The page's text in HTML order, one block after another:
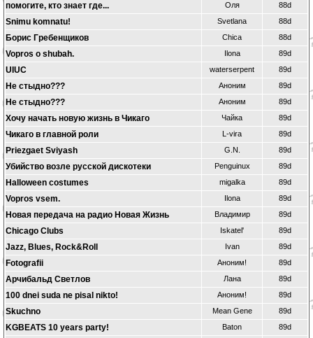
помогите, кто знает где... Оля 88d
Snimu komnatu! Svetlana 88d
Борис Гребенщиков Chica 88d
Vopros o shubah. Ilona 89d
UIUC waterserpent 89d
Не стыдно??? Аноним 89d
Не стыдно??? Аноним 89d
Хочу начать новую жизнь в Чикаго Чайка 89d
Чикаго в главной роли L-vira 89d
Priezgaet Sviyash G.N. 89d
Убийство возле русской дискотеки Penguinux 89d
Halloween costumes migalka 89d
Vopros vsem. Ilona 89d
Новая передача на радио Новая Жизнь Владимир 89d
Chicago Clubs Iskatel' 89d
Jazz, Blues, Rock&Roll Ivan 89d
Fotografii Аноним! 89d
Арчибальд Светлов Лана 89d
100 dnei suda ne pisal nikto! Аноним! 89d
Skuchno Mean Gene 89d
KGBEATS 10 years party! Baton 89d